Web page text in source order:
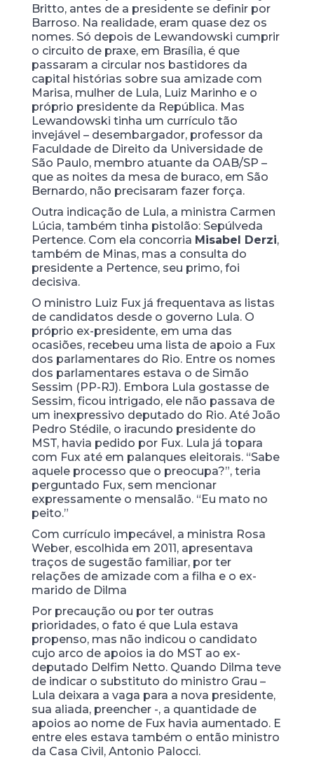
Britto, antes de a presidente se definir por
Barroso. Na realidade, eram quase dez os
nomes. Só depois de Lewandowski cumprir
o circuito de praxe, em Brasília, é que
passaram a circular nos bastidores da
capital histórias sobre sua amizade com
Marisa, mulher de Lula, Luiz Marinho e o
próprio presidente da República. Mas
Lewandowski tinha um currículo tão
invejável – desembargador, professor da
Faculdade de Direito da Universidade de
São Paulo, membro atuante da OAB/SP –
que as noites da mesa de buraco, em São
Bernardo, não precisaram fazer força.
Outra indicação de Lula, a ministra Carmen
Lúcia, também tinha pistolão: Sepúlveda
Pertence. Com ela concorria Misabel Derzi,
também de Minas, mas a consulta do
presidente a Pertence, seu primo, foi
decisiva.
O ministro Luiz Fux já frequentava as listas
de candidatos desde o governo Lula. O
próprio ex-presidente, em uma das
ocasiões, recebeu uma lista de apoio a Fux
dos parlamentares do Rio. Entre os nomes
dos parlamentares estava o de Simão
Sessim (PP-RJ). Embora Lula gostasse de
Sessim, ficou intrigado, ele não passava de
um inexpressivo deputado do Rio. Até João
Pedro Stédile, o iracundo presidente do
MST, havia pedido por Fux. Lula já topara
com Fux até em palanques eleitorais. “Sabe
aquele processo que o preocupa?”, teria
perguntado Fux, sem mencionar
expressamente o mensalão. “Eu mato no
peito.”
Com currículo impecável, a ministra Rosa
Weber, escolhida em 2011, apresentava
traços de sugestão familiar, por ter
relações de amizade com a filha e o ex-
marido de Dilma
Por precaução ou por ter outras
prioridades, o fato é que Lula estava
propenso, mas não indicou o candidato
cujo arco de apoios ia do MST ao ex-
deputado Delfim Netto. Quando Dilma teve
de indicar o substituto do ministro Grau –
Lula deixara a vaga para a nova presidente,
sua aliada, preencher -, a quantidade de
apoios ao nome de Fux havia aumentado. E
entre eles estava também o então ministro
da Casa Civil, Antonio Palocci.